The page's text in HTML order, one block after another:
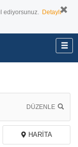
ediyorsunuz. Detaylı
DÜZENLE
HARITA